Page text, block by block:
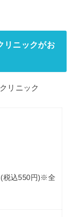
リニックがお
税込550円)※全